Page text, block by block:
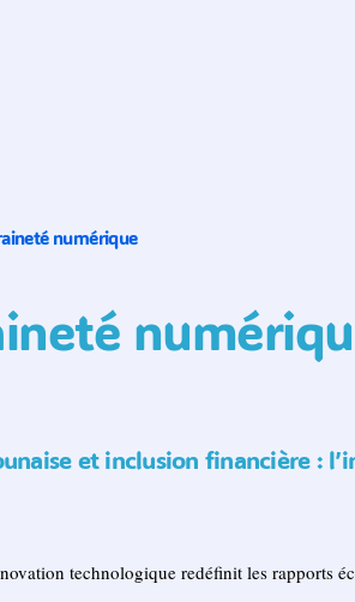
numérique
et inclusion financière :
technologique redéfinit les rapports